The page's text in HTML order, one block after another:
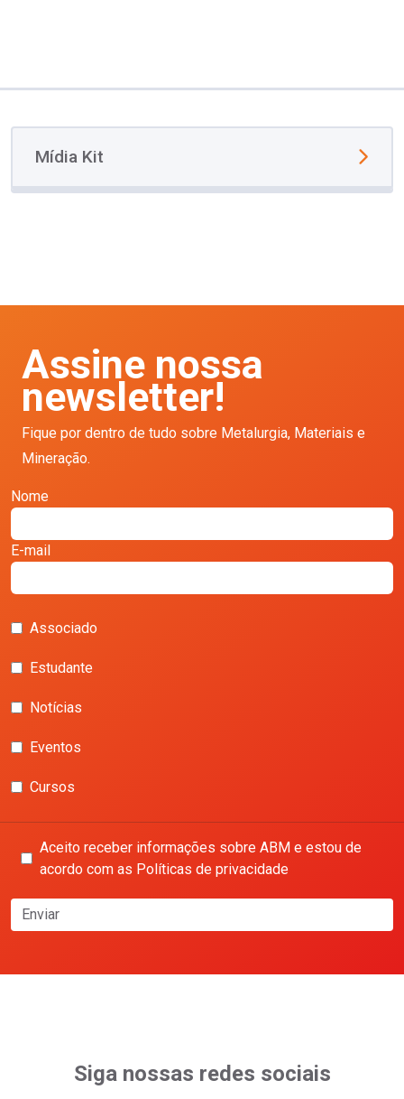
Mídia Kit
Assine nossa
newsletter!
Fique por dentro de tudo sobre Metalurgia, Materiais e
Mineração.
Nome
E-mail
Associado
Estudante
Notícias
Eventos
Cursos
Aceito receber informações sobre ABM e estou de
acordo com as Políticas de privacidade
Enviar
Siga nossas redes sociais